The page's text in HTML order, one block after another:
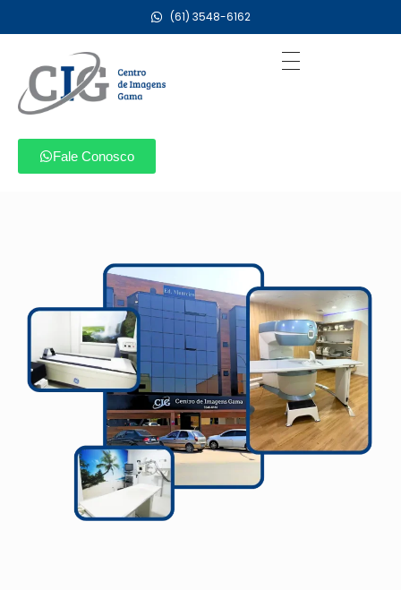
(61) 3548-6162
Fale Conosco